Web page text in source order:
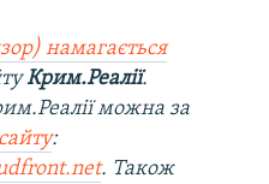
намагається
Крим.Реалії.
можна за
:
. Також